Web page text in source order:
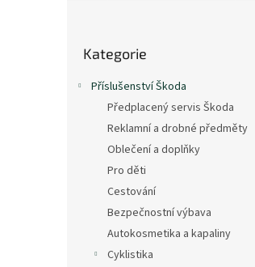
kategorie
Kategorie
Příslušenství Škoda
Předplacený servis Škoda
Reklamní a drobné předměty
Oblečení a doplňky
Pro děti
Cestování
Bezpečnostní výbava
Autokosmetika a kapaliny
Cyklistika